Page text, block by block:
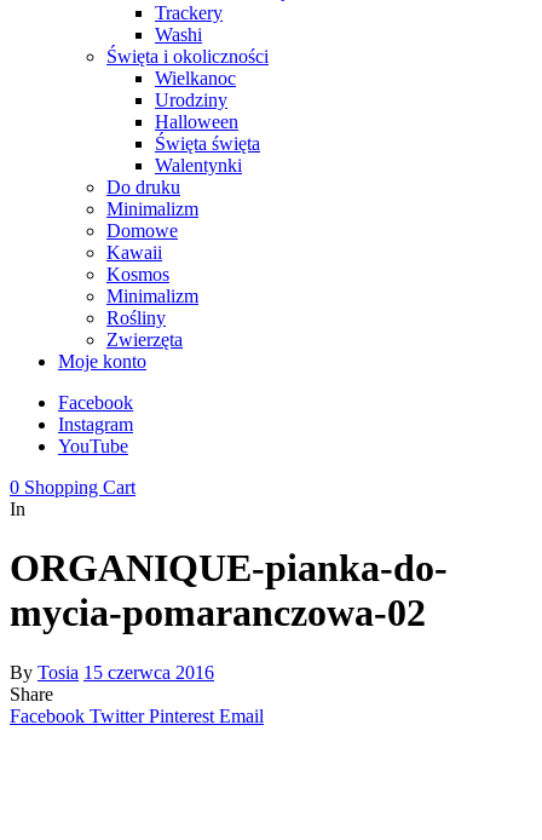
Trackery
Washi
Święta i okoliczności
Wielkanoc
Urodziny
Halloween
Święta święta
Walentynki
Do druku
Minimalizm
Domowe
Kawaii
Kosmos
Minimalizm
Rośliny
Zwierzęta
Moje konto
Facebook
Instagram
YouTube
0 Shopping Cart
In
ORGANIQUE-pianka-do-
mycia-pomaranczowa-02
By Tosia 15 czerwca 2016
Share
Facebook Twitter Pinterest Email